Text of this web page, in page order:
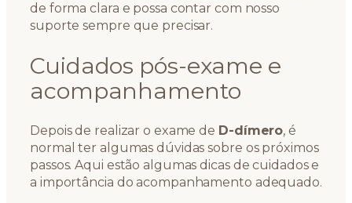
de forma clara e possa contar com nosso
suporte sempre que precisar.
Cuidados pós-exame e
acompanhamento
Depois de realizar o exame de D-dímero, é
normal ter algumas dúvidas sobre os próximos
passos. Aqui estão algumas dicas de cuidados e
a importância do acompanhamento adequado.